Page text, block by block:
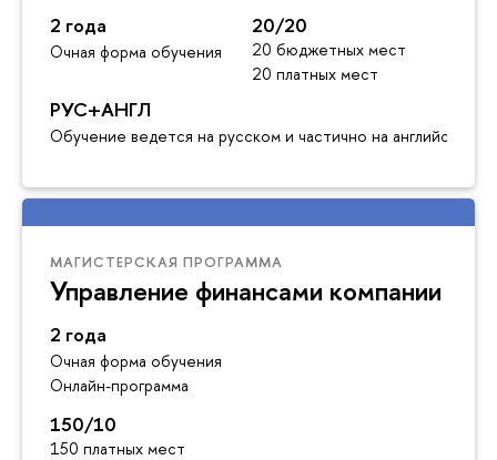
2 года
Очная форма обучения
20/20
20 бюджетных мест
20 платных мест
РУС+АНГЛ
Обучение ведется на русском и частично на английском
МАГИСТЕРСКАЯ ПРОГРАММА
Управление финансами компании
2 года
Очная форма обучения
Онлайн-программа
150/10
150 платных мест